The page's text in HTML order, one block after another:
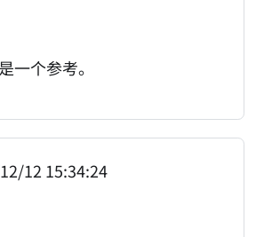
一个参考。
12 15:34:24